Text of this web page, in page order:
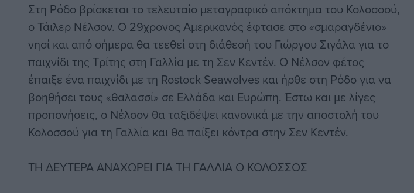
Στη Ρόδο βρίσκεται το τελευταίο μεταγραφικό απόκτημα του Κολοσσού,
ο Τάιλερ Νέλσον. Ο 29χρονος Αμερικανός έφτασε στο «σμαραγδένιο»
νησί και από σήμερα θα τεεθεί στη διάθεσή του Γιώργου Σιγάλα για το
παιχνίδι της Τρίτης στη Γαλλία με τη Σεν Κεντέν. Ο Νέλσον φέτος
έπαιξε ένα παιχνίδι με τη Rostock Seawolves και ήρθε στη Ρόδο για να
βοηθήσει τους «θαλασσί» σε Ελλάδα και Ευρώπη. Έστω και με λίγες
προπονήσεις, ο Νέλσον θα ταξιδέψει κανονικά με την αποστολή του
Κολοσσού για τη Γαλλία και θα παίξει κόντρα στην Σεν Κεντέν.
ΤΗ ΔΕΥΤΕΡΑ ΑΝΑΧΩΡΕΙ ΓΙΑ ΤΗ ΓΑΛΛΙΑ Ο ΚΟΛΟΣΣΟΣ